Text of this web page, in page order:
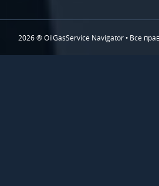
2026 ® OilGasService Navigator • Все